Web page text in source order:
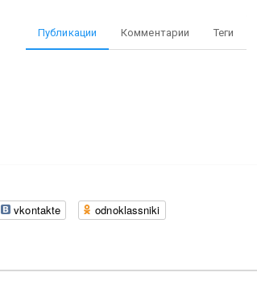
Публикации Комментарии Теги
vkontakte odnoklassniki